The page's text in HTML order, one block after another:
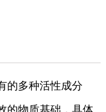
的多种活性成分
的物质基础，具体